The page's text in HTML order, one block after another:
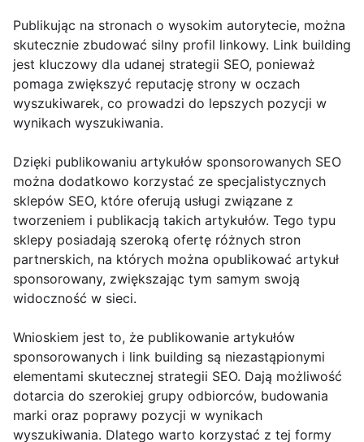
Publikując na stronach o wysokim autorytecie, można
skutecznie zbudować silny profil linkowy. Link building
jest kluczowy dla udanej strategii SEO, ponieważ
pomaga zwiększyć reputację strony w oczach
wyszukiwarek, co prowadzi do lepszych pozycji w
wynikach wyszukiwania.
Dzięki publikowaniu artykułów sponsorowanych SEO
można dodatkowo korzystać ze specjalistycznych
sklepów SEO, które oferują usługi związane z
tworzeniem i publikacją takich artykułów. Tego typu
sklepy posiadają szeroką ofertę różnych stron
partnerskich, na których można opublikować artykuł
sponsorowany, zwiększając tym samym swoją
widoczność w sieci.
Wnioskiem jest to, że publikowanie artykułów
sponsorowanych i link building są niezastąpionymi
elementami skutecznej strategii SEO. Dają możliwość
dotarcia do szerokiej grupy odbiorców, budowania
marki oraz poprawy pozycji w wynikach
wyszukiwania. Dlatego warto korzystać z tej formy